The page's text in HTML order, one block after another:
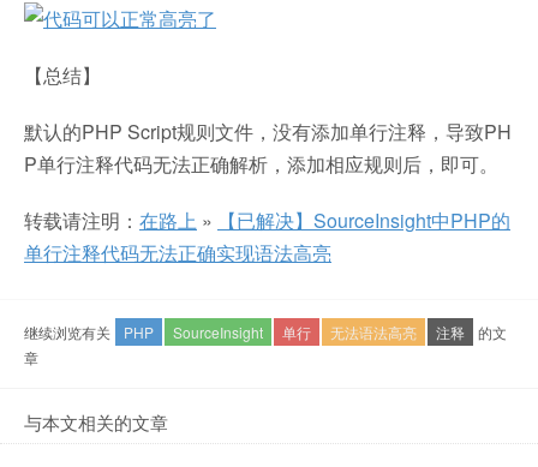
【总结】
默认的PHP Script规则文件，没有添加单行注释，导致PH
P单行注释代码无法正确解析，添加相应规则后，即可。
转载请注明： 在路上 »
【已解决】SourceInsight中PHP的
单行注释代码无法正确实现语法高亮
继续浏览有关 PHP SourceInsight 单行 无法语法高亮 注释
的文
章
与本文相关的文章